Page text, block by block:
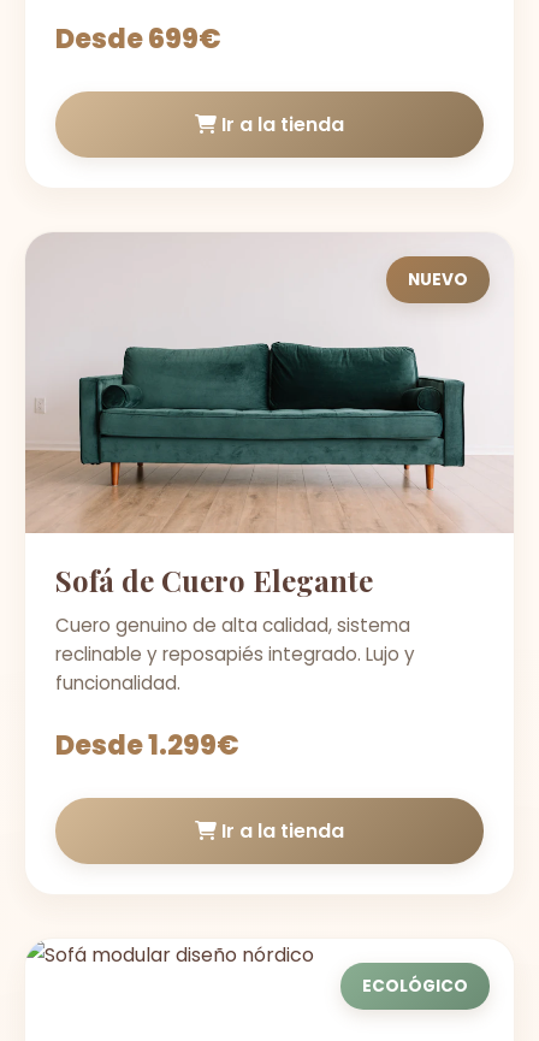
Desde 699€
Ir a la tienda
NUEVO
Sofá de Cuero Elegante
Cuero genuino de alta calidad, sistema
reclinable y reposapiés integrado. Lujo y
funcionalidad.
Desde 1.299€
Ir a la tienda
ECOLÓGICO